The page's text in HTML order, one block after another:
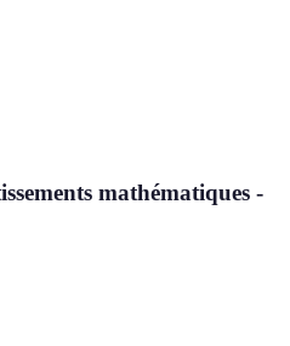
mathématiques -